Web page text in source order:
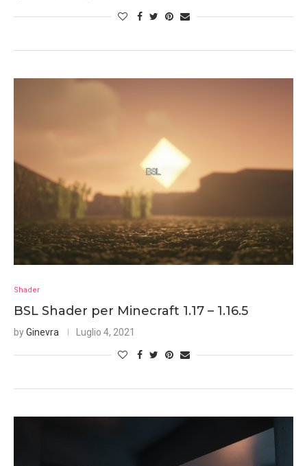
Shader
BSL Shader per Minecraft 1.17 – 1.16.5
byGinevra Luglio 4, 2021